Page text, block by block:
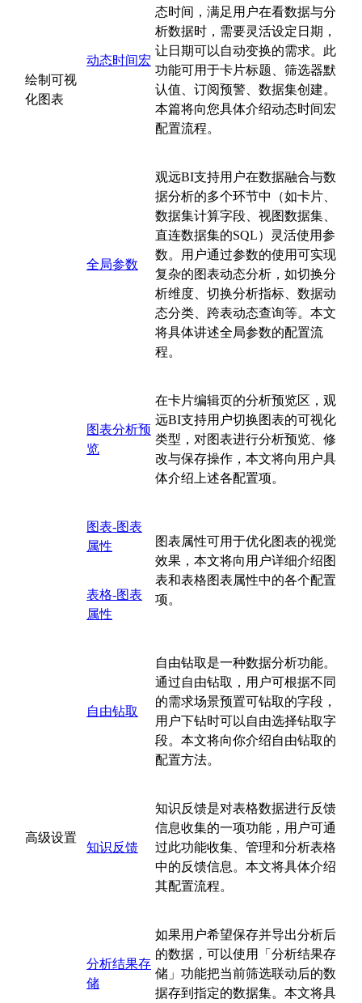
绘制可视
化图表
动态时间宏
态时间，满足用户在看数据与分
析数据时，需要灵活设定日期，
让日期可以自动变换的需求。此
功能可用于卡片标题、筛选器默
认值、订阅预警、数据集创建。
本篇将向您具体介绍动态时间宏
配置流程。
全局参数
观远BI支持用户在数据融合与数
据分析的多个环节中（如卡片、
数据集计算字段、视图数据集、
直连数据集的SQL）灵活使用参
数。用户通过参数的使用可实现
复杂的图表动态分析，如切换分
析维度、切换分析指标、数据动
态分类、跨表动态查询等。本文
将具体讲述全局参数的配置流
程。
图表分析预
览
在卡片编辑页的分析预览区，观
远BI支持用户切换图表的可视化
类型，对图表进行分析预览、修
改与保存操作，本文将向用户具
体介绍上述各配置项。
图表-图表
属性
图表属性可用于优化图表的视觉
效果，本文将向用户详细介绍图
表和表格图表属性中的各个配置
项。
表格-图表
属性
高级设置
自由钻取
自由钻取是一种数据分析功能。
通过自由钻取，用户可根据不同
的需求场景预置可钻取的字段，
用户下钻时可以自由选择钻取字
段。本文将向你介绍自由钻取的
配置方法。
知识反馈
知识反馈是对表格数据进行反馈
信息收集的一项功能，用户可通
过此功能收集、管理和分析表格
中的反馈信息。本文将具体介绍
其配置流程。
分析结果存
储
如果用户希望保存并导出分析后
的数据，可以使用「分析结果存
储」功能把当前筛选联动后的数
据存到指定的数据集。本文将具